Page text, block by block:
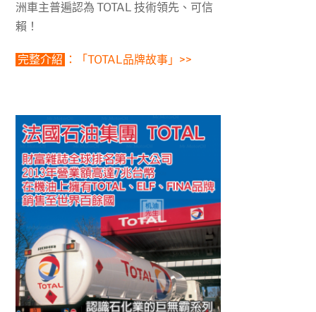
洲車主普遍認為 TOTAL 技術領先、可信
賴！
完整介紹 ：「TOTAL品牌故事」>>